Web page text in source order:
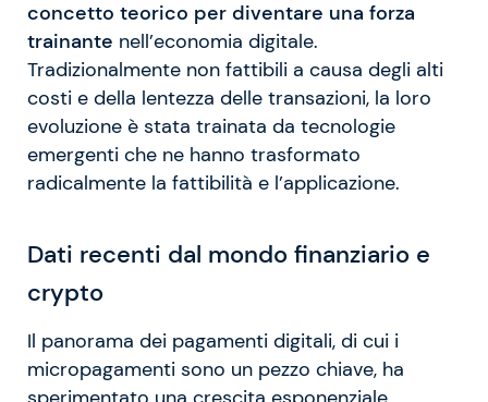
concetto teorico per diventare una forza
trainante nell’economia digitale.
Tradizionalmente non fattibili a causa degli alti
costi e della lentezza delle transazioni, la loro
evoluzione è stata trainata da tecnologie
emergenti che ne hanno trasformato
radicalmente la fattibilità e l’applicazione.
Dati recenti dal mondo finanziario e
crypto
Il panorama dei pagamenti digitali, di cui i
micropagamenti sono un pezzo chiave, ha
sperimentato una crescita esponenziale.